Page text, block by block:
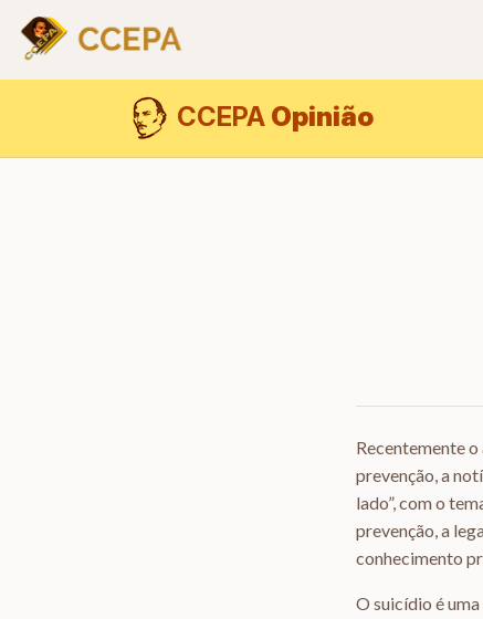
CCEPA Opinião
Recentemente
prevenção, a
lado”, com o
prevenção, a
conhecimento
O suicídio é